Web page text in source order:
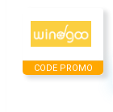
CODE PROMO